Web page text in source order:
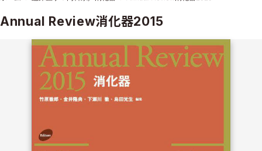
Annual Review消化器2015